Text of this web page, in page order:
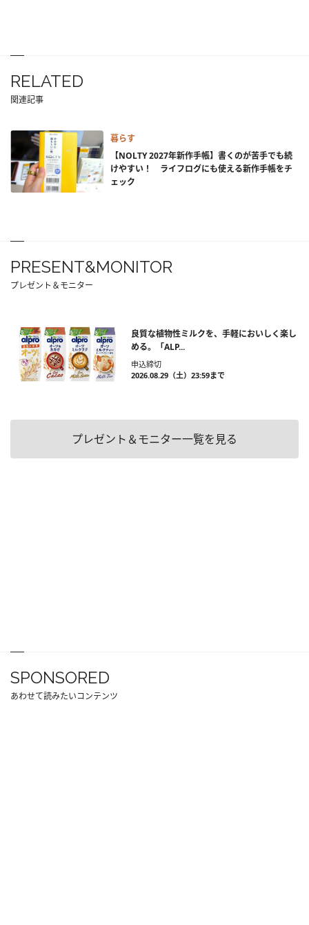
RELATED
関連記事
暮らす
【NOLTY 2027年新作手帳】書くのが苦手でも続
けやすい！ ライフログにも使える新作手帳をチ
ェック
PRESENT&MONITOR
プレゼント＆モニター
良質な植物性ミルクを、手軽においしく楽し
める。「ALP...
申込締切
2026.08.29（土）23:59まで
プレゼント＆モニター一覧を見る
SPONSORED
あわせて読みたいコンテンツ